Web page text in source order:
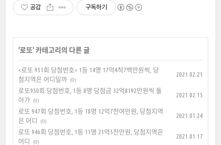
공감 구독하기
'로또' 카테고리의 다른 글
<로또 951회 당첨번호> 1등 14명 17억4척7백만원씩, 당
첨지역은 어디일까 (0)
2021.02.21
로또950회 당첨번호, 1등 8명 당첨금 32억8192만원씩 돌
아가 (0)
2021.02.15
로또 947회 당첨번호, 1등 18명 12억7천여만원, 당첨지역
은 어디
(0)
2021.01.24
로또 946회 당첨번호, 1등 11명 21억5천만원, 당첨지역은
어디
(0)
2021.01.17